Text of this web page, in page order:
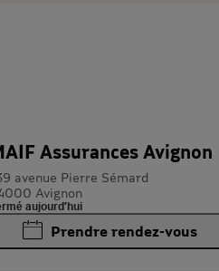
Assurances Avignon
avenue Pierre Sémard
Avignon
aujourd'hui
Prendre rendez-vous